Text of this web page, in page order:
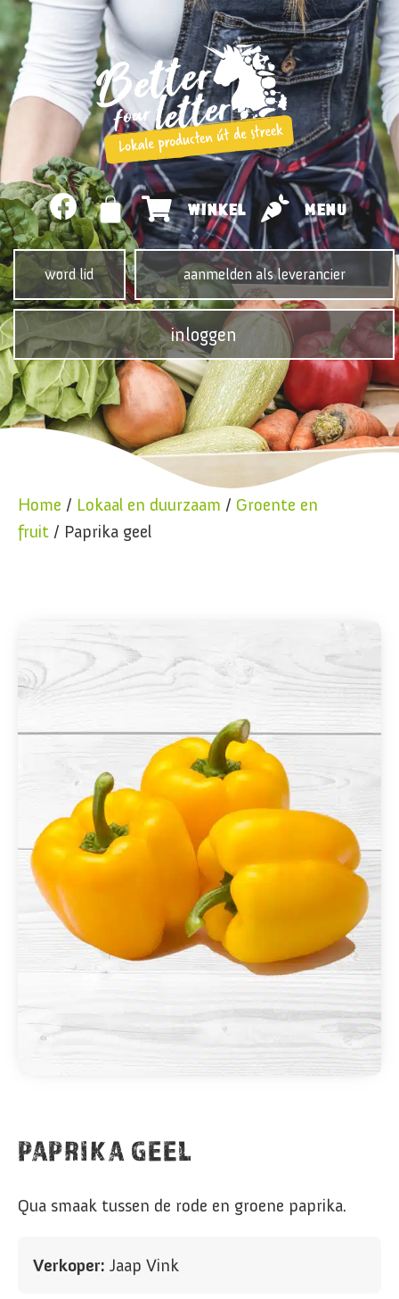
WINKEL MENU
word lid aanmelden als leverancier
inloggen
Home / Lokaal en duurzaam / Groente en
fruit / Paprika geel
PAPRIKA GEEL
Qua smaak tussen de rode en groene paprika.
Verkoper: Jaap Vink